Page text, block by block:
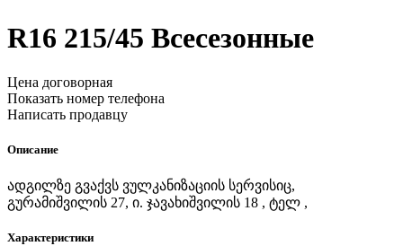
R16 215/45 Всесезонные
Цена договорная
Показать номер телефона
Написать продавцу
Описание
ადგილზე გვაქვს ვულკანიზაციის სერვისიც,
გურამიშვილის 27, ი. ჯავახიშვილის 18 , ტელ ,
Характеристики